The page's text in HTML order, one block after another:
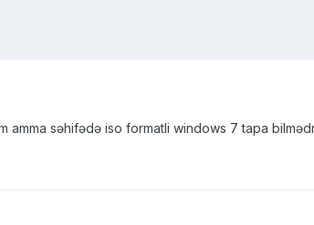
amma səhifədə iso formatli windows 7 tapa